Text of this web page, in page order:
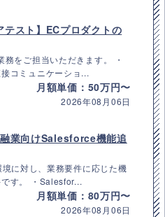
テスト】ECプロダクトの
務をご担当いただきます。 ・
コミュニケーショ...
月額単価：50万円〜
2026年08月06日
業向けSalesforce機能追
に対し、業務要件に応じた機
す。 ・Salesfor...
月額単価：80万円〜
2026年08月06日